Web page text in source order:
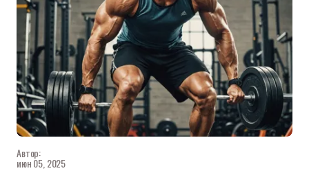
Автор:
июн 05, 2025